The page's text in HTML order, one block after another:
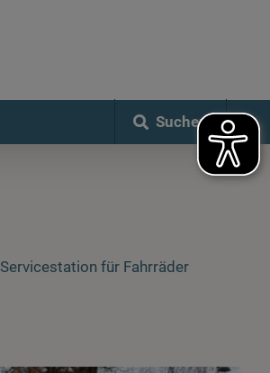
Suchen
Servicestation für Fahrräder